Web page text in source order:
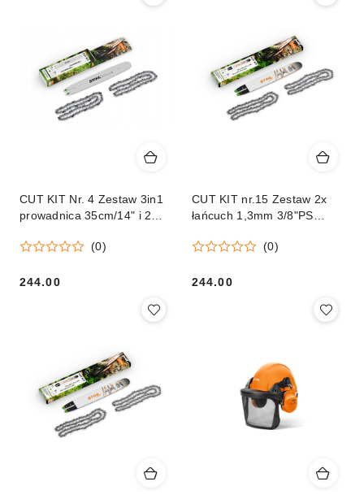
CUT KIT Nr. 4 Zestaw 3in1
prowadnica 35cm/14" i 2
(0)
Cena:
244.00
CUT KIT nr.15 Zestaw 2x
łańcuch 1,3mm 3/8"PS
(0)
Cena:
244.00